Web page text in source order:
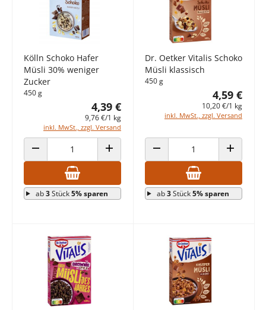
Kölln Schoko Hafer
Müsli 30% weniger
Zucker
450 g
4,39 €
9,76 €/1 kg
inkl. MwSt., zzgl. Versand
ANZAHL VERRINGERN ANZAHL ERHÖHEN
ab3Stück5% sparen
Dr. Oetker Vitalis Schoko
Müsli klassisch
450 g
4,59 €
10,20 €/1 kg
inkl. MwSt., zzgl. Versand
ANZAHL VERRINGERN ANZAHL
ab3Stück5% sparen